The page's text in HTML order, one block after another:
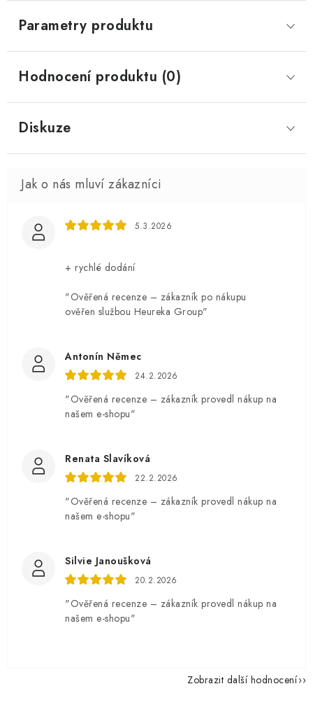
Parametry produktu
Hodnocení produktu (0)
Diskuze
5.3.2026
+ rychlé dodání
"Ověřená recenze – zákazník po nákupu
ověřen službou Heureka Group"
Antonín Němec
24.2.2026
"Ověřená recenze – zákazník provedl nákup na
našem e-shopu"
Renata Slavíková
22.2.2026
"Ověřená recenze – zákazník provedl nákup na
našem e-shopu"
Silvie Janoušková
20.2.2026
"Ověřená recenze – zákazník provedl nákup na
našem e-shopu"
Zobrazit další hodnocení